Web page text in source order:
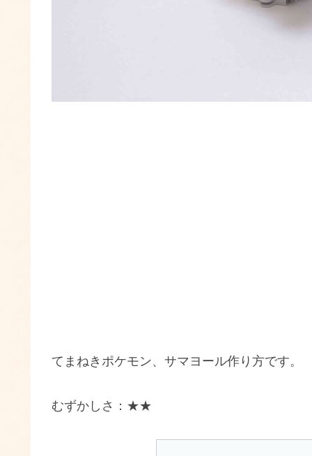
てまねきポケモン、サマヨール作り方です。
むずかしさ：★★